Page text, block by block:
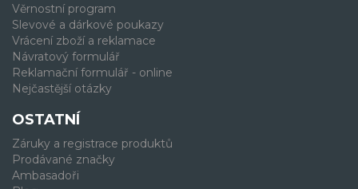
Věrnostní program
Slevové a dárkové poukazy
Vrácení zboží a reklamace
Návratový formulář
Reklamační formulář - online
Nejčastější otázky
OSTATNÍ
Záruky a registrace produktů
Prodávané značky
Ambasadoři